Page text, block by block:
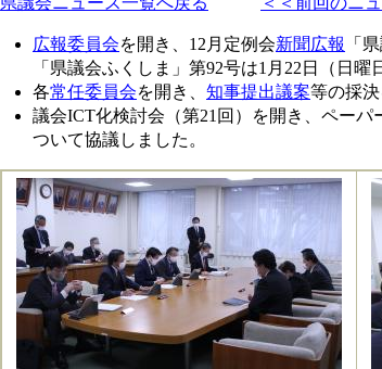
広報委員会を開き、12月定例会新聞広報
「
「県議会ふくしま」第92号は1月22日（日
各常任委員会を開き、 知事提出議案等の採決
議会ICT化検討会（第21回）を開き、ペー
ついて協議しました。